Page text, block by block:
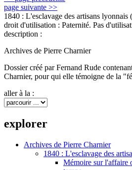
page suivante >>
1840 : L'esclavage des artisans lyonnais
droit d'utilisation : Paternité. Pas
description :
Archives de Pierre Charnier
Dossier créé par Fernand Rude
Charnier, pour qui elle témoigne de la
aller à la :
explorer
Archives de Pierre Charnier
1840 : L'esclavage des
Mémoire sur l'affaire